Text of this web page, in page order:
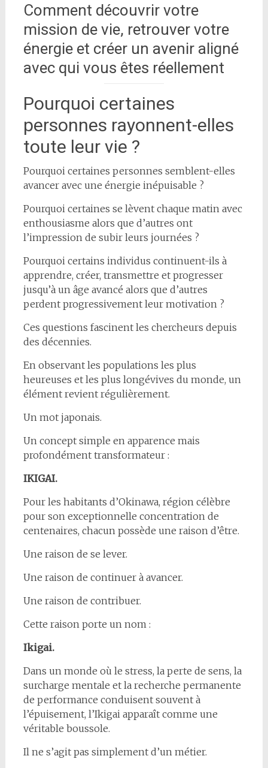
Comment découvrir votre
mission de vie, retrouver votre
énergie et créer un avenir aligné
avec qui vous êtes réellement
Pourquoi certaines
personnes rayonnent-elles
toute leur vie ?
Pourquoi certaines personnes semblent-elles
avancer avec une énergie inépuisable ?
Pourquoi certaines se lèvent chaque matin avec
enthousiasme alors que d’autres ont
l’impression de subir leurs journées ?
Pourquoi certains individus continuent-ils à
apprendre, créer, transmettre et progresser
jusqu’à un âge avancé alors que d’autres
perdent progressivement leur motivation ?
Ces questions fascinent les chercheurs depuis
des décennies.
En observant les populations les plus
heureuses et les plus longévives du monde, un
élément revient régulièrement.
Un mot japonais.
Un concept simple en apparence mais
profondément transformateur :
IKIGAI.
Pour les habitants d’Okinawa, région célèbre
pour son exceptionnelle concentration de
centenaires, chacun possède une raison d’être.
Une raison de se lever.
Une raison de continuer à avancer.
Une raison de contribuer.
Cette raison porte un nom :
Ikigai.
Dans un monde où le stress, la perte de sens, la
surcharge mentale et la recherche permanente
de performance conduisent souvent à
l’épuisement, l’Ikigai apparaît comme une
véritable boussole.
Il ne s’agit pas simplement d’un métier.